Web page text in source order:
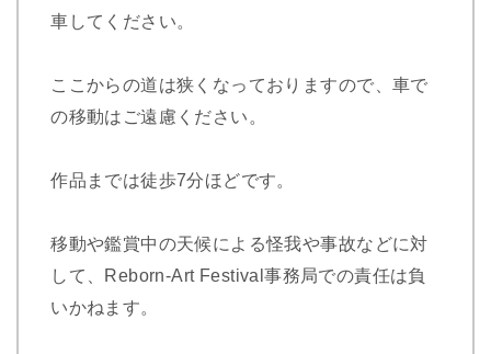
車してください。
ここからの道は狭くなっておりますので、車で
の移動はご遠慮ください。
作品までは徒歩7分ほどです。
移動や鑑賞中の天候による怪我や事故などに対
して、Reborn-Art Festival事務局での責任は負
いかねます。